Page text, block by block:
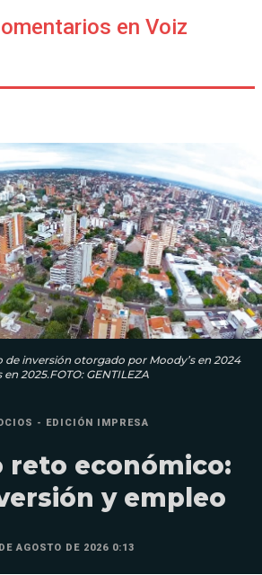
en Voiz
de inversión otorgado por Moody’s en 2024
2025.FOTO: GENTILEZA
- EDICIÓN IMPRESA
reto económico:
y empleo
AGOSTO DE 2026 0:13